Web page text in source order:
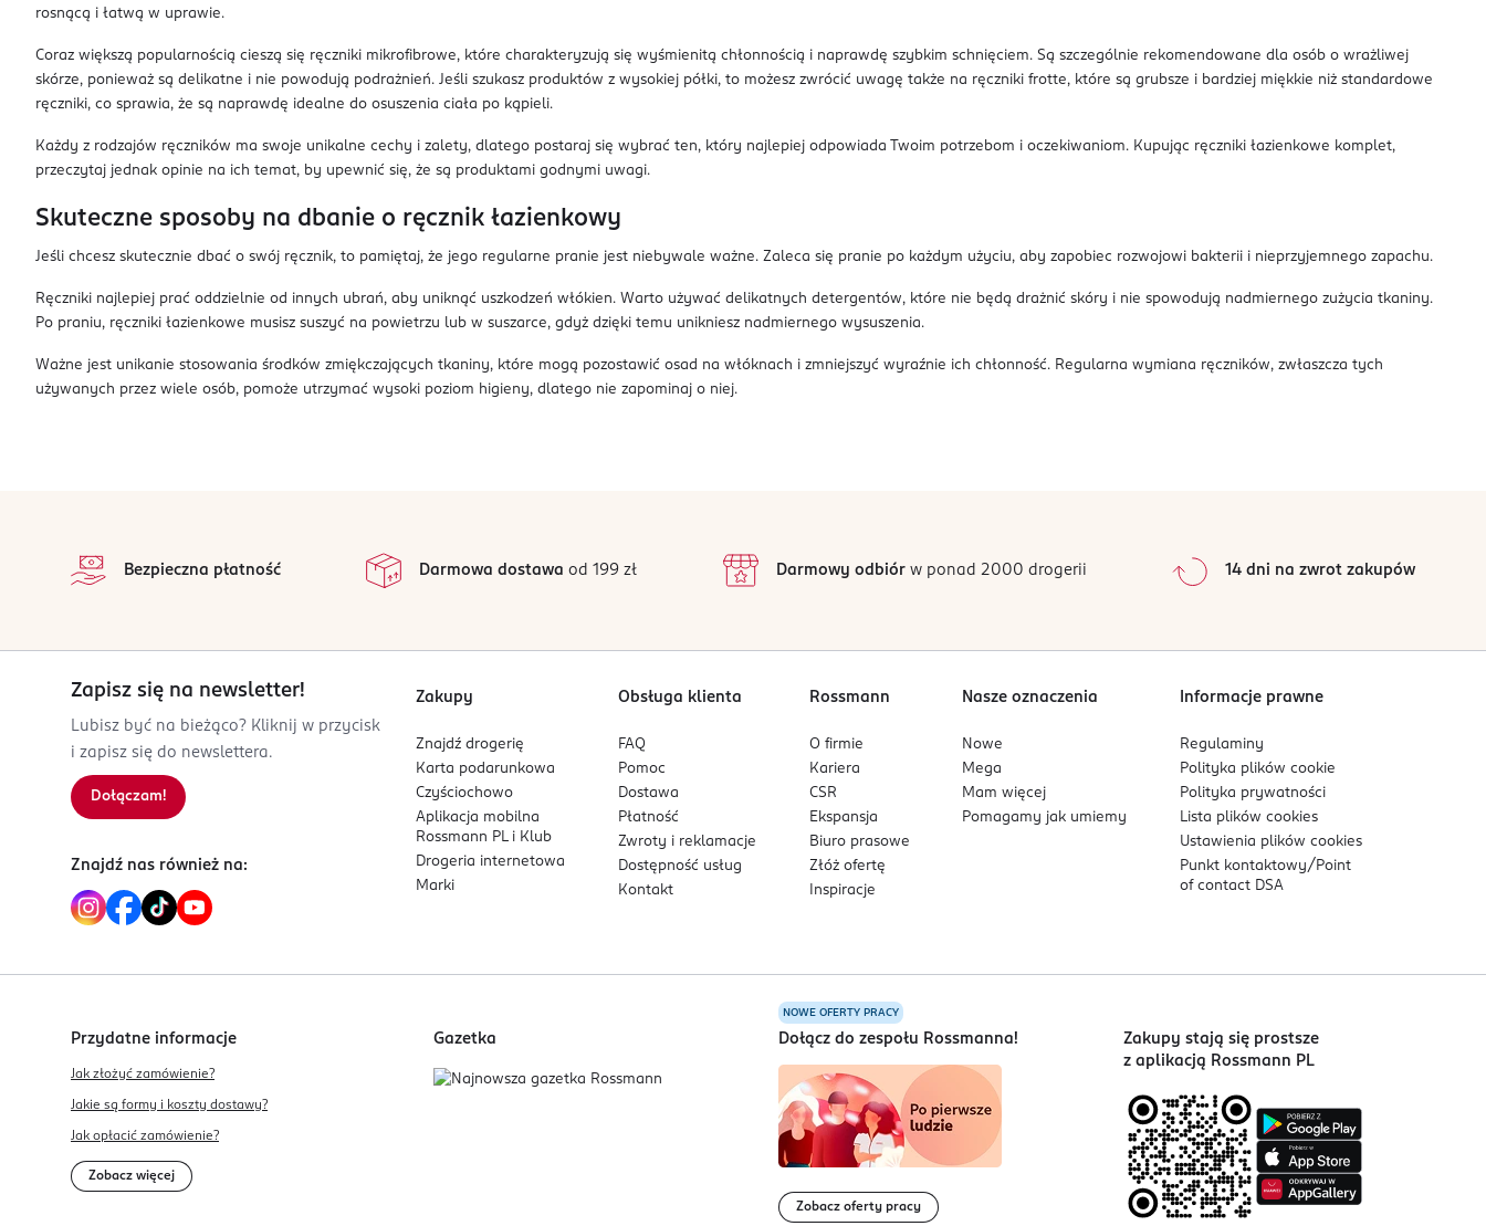
rosnącą i łatwą w uprawie.
Coraz większą popularnością cieszą się ręczniki mikrofibrowe, które charakteryzują się wyśmienitą chłonnością i naprawdę szybkim schnięciem. Są szczególnie rekomendowane dla osób o wrażliwej
skórze, ponieważ są delikatne i nie powodują podrażnień. Jeśli szukasz produktów z wysokiej półki, to możesz zwrócić uwagę także na ręczniki frotte, które są grubsze i bardziej miękkie niż standardowe
ręczniki, co sprawia, że są naprawdę idealne do osuszenia ciała po kąpieli.
Każdy z rodzajów ręczników ma swoje unikalne cechy i zalety, dlatego postaraj się wybrać ten, który najlepiej odpowiada Twoim potrzebom i oczekiwaniom. Kupując ręczniki łazienkowe komplet,
przeczytaj jednak opinie na ich temat, by upewnić się, że są produktami godnymi uwagi.
Skuteczne sposoby na dbanie o ręcznik łazienkowy
Jeśli chcesz skutecznie dbać o swój ręcznik, to pamiętaj, że jego regularne pranie jest niebywale ważne. Zaleca się pranie po każdym użyciu, aby zapobiec rozwojowi bakterii i nieprzyjemnego zapachu.
Ręczniki najlepiej prać oddzielnie od innych ubrań, aby uniknąć uszkodzeń włókien. Warto używać delikatnych detergentów, które nie będą drażnić skóry i nie spowodują nadmiernego zużycia tkaniny.
Po praniu, ręczniki łazienkowe musisz suszyć na powietrzu lub w suszarce, gdyż dzięki temu unikniesz nadmiernego wysuszenia.
Ważne jest unikanie stosowania środków zmiękczających tkaniny, które mogą pozostawić osad na włóknach i zmniejszyć wyraźnie ich chłonność. Regularna wymiana ręczników, zwłaszcza tych
używanych przez wiele osób, pomoże utrzymać wysoki poziom higieny, dlatego nie zapominaj o niej.
Bezpieczna płatność Darmowa dostawa od 199 zł Darmowy odbiórw ponad 2000 drogerii 14 dni na zwrot zakupów
Zapisz się na newsletter!
Lubisz być na bieżąco? Kliknij w przycisk
i zapisz się do newslettera.
Dołączam!
Znajdź nas również na:
Zakupy
Znajdź drogerię
Karta podarunkowa
Czyściochowo
Aplikacja mobilna
Rossmann PL i Klub
Drogeria internetowa
Marki
Obsługa klienta
FAQ
Pomoc
Dostawa
Płatność
Zwroty i reklamacje
Dostępność usług
Kontakt
Rossmann
O firmie
Kariera
CSR
Ekspansja
Biuro prasowe
Złóż ofertę
Inspiracje
Nasze oznaczenia
Nowe
Mega
Mam więcej
Pomagamy jak umiemy
Informacje prawne
Regulaminy
Polityka plikówcookie
Polityka prywatności
Lista plikówcookies
Ustawienia plikówcookies
Punkt kontaktowy/ Point
of contact DSA
Przydatne informacje
Jak złożyć zamówienie?
Jakie są formy i koszty dostawy?
Jak opłacić zamówienie?
Zobacz więcej
Gazetka
NOWE OFERTY PRACY
Dołącz do zespołu Rossmanna!
Zobacz oferty pracy
Zakupy stają się prostsze
z aplikacją Rossmann PL